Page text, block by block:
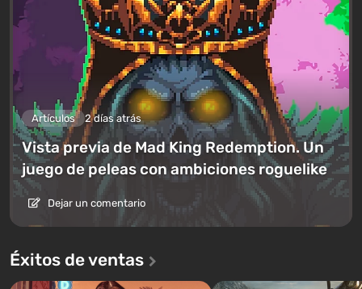
Artículos 2 días atrás
Vista previa de Mad King Redemption. Un
juego de peleas con ambiciones roguelike
Dejar un comentario
Éxitos de ventas